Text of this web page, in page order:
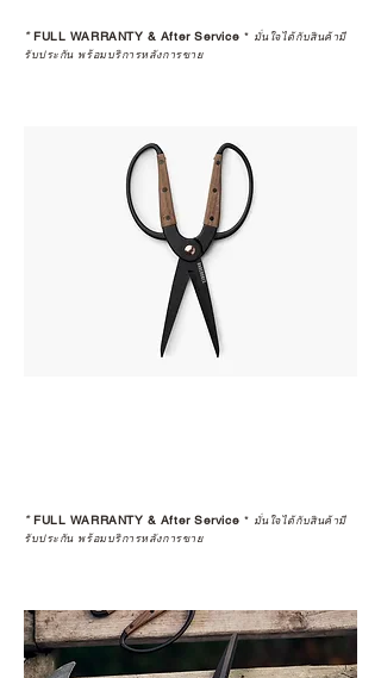
*FULL WARRANTY & After Service * มั่นใจได้กับสินค้ามี
รับประกัน พร้อมบริการหลังการขาย
*FULL WARRANTY & After Service * มั่นใจได้กับสินค้ามี
รับประกัน พร้อมบริการหลังการขาย